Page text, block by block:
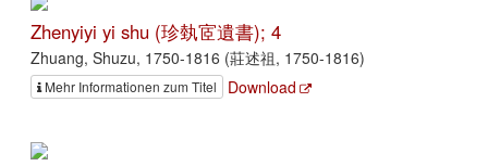
Zhenyiyi yi shu (珍埶宧遺書); 4
Zhuang, Shuzu, 1750-1816 (莊述祖, 1750-1816)
Mehr Informationen zum Titel Download